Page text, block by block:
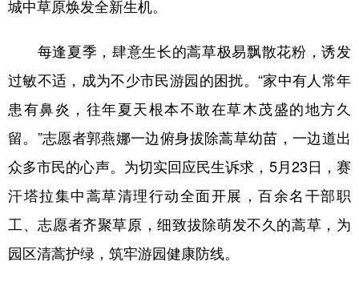
北京 天津
辽宁 吉林 上海 江苏
浙江 安徽 福建 江西
山东 河南 湖北 湖南
四川 贵州 云南 西藏
陕西 甘肃 青海 宁夏
新疆 内蒙古 黑龙江
城中草原焕发全新生机。
每逢夏季，肆意生长的蒿草极易飘散花粉，诱发
过敏不适，成为不少市民游园的困扰。“家中有人常年
患有鼻炎，往年夏天根本不敢在草木茂盛的地方久
留。”志愿者郭燕娜一边俯身拔除蒿草幼苗，一边道出
众多市民的心声。为切实回应民生诉求，5月23日，赛
汗塔拉集中蒿草清理行动全面开展，百余名干部职
工、志愿者齐聚草原，细致拔除萌发不久的蒿草，为
园区清蒿护绿，筑牢游园健康防线。